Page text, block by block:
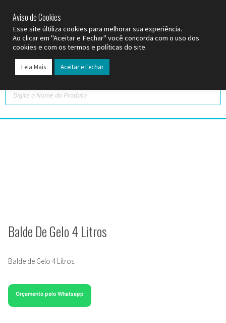
Balde De Gelo 4 Litros
Balde de Gelo 4 Litros.
Orçamento pelo Whatsapp
Aviso de Cookies
Esse site últiliza cookies para melhorar sua experiência.
Ao clicar em "Aceitar e Fechar" você concorda com o uso dos
cookies e com os termos e políticas do site.
Leia Mais Aceitar e Fechar